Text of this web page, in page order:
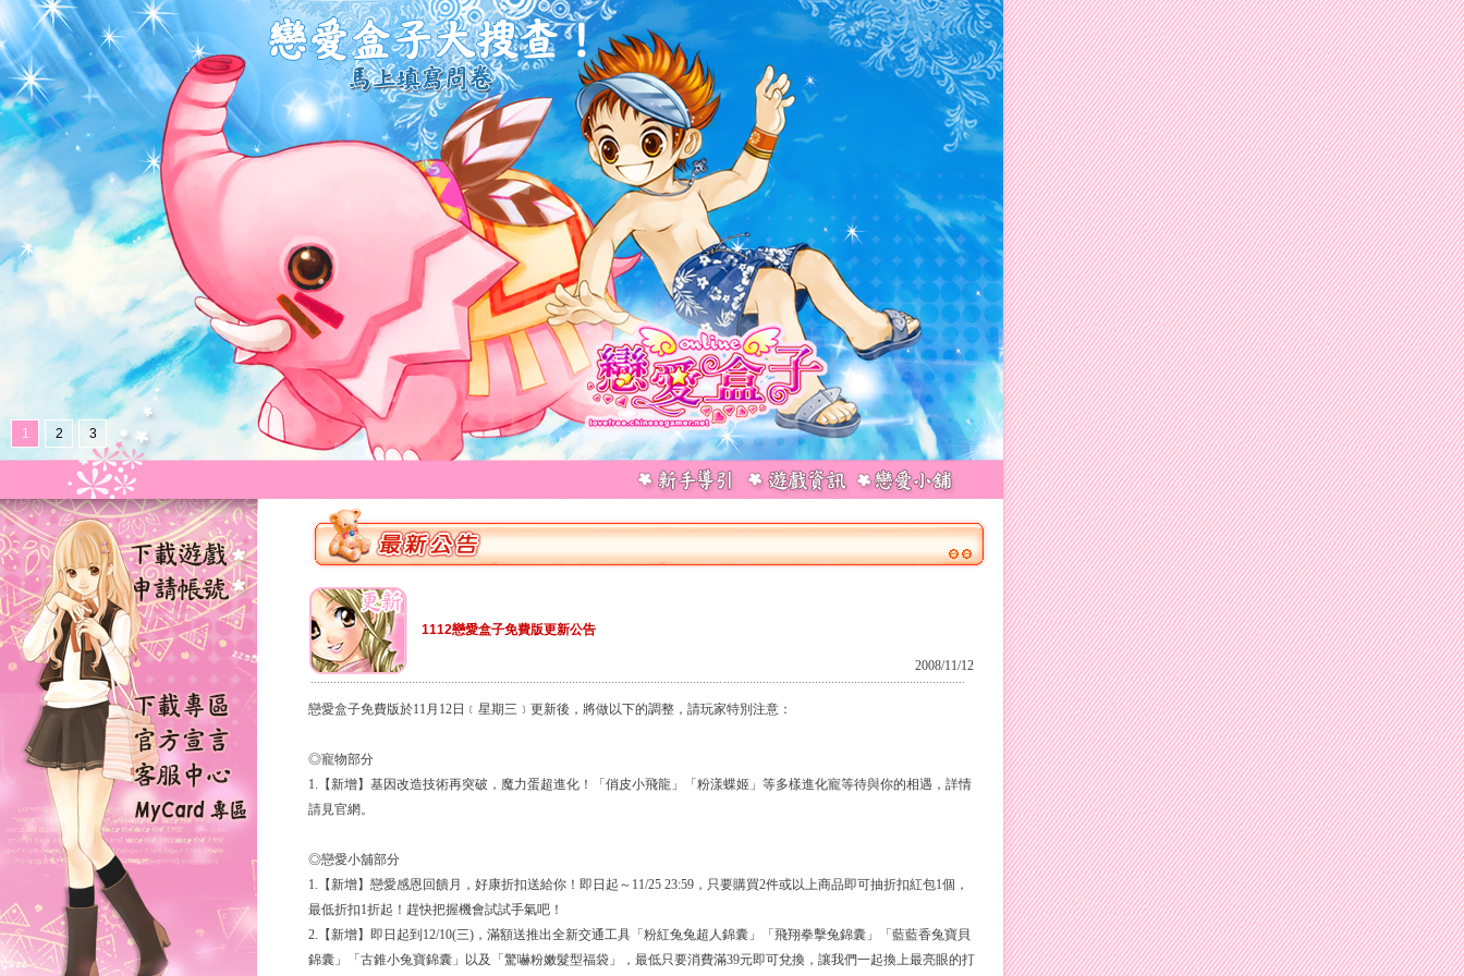
1 2 3
1112戀愛盒子免費版更新公告
2008/11/12
戀愛盒子免費版於11月12日﹝星期三﹞更新後，將做以下的調整，請玩家特別注意：
◎寵物部分
1.【新增】基因改造技術再突破，魔力蛋超進化！「俏皮小飛龍」「粉漾蝶姬」等多樣進化寵等待與你的相遇，詳情
請見官網。
◎戀愛小舖部分
1.【新增】戀愛感恩回饋月，好康折扣送給你！即日起～11/25 23:59，只要購買2件或以上商品即可抽折扣紅包1個，
最低折扣1折起！趕快把握機會試試手氣吧！
2.【新增】即日起到12/10(三)，滿額送推出全新交通工具「粉紅兔兔超人錦囊」「飛翔拳擊兔錦囊」「藍藍香兔寶貝
錦囊」「古錐小兔寶錦囊」以及「驚嚇粉嫩髮型福袋」，最低只要消費滿39元即可兌換，讓我們一起換上最亮眼的打